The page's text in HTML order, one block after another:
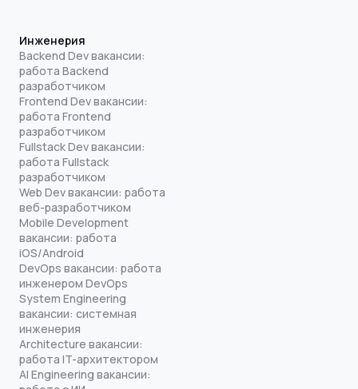
Инженерия
Backend Dev вакансии:
работа Backend
разработчиком
Frontend Dev вакансии:
работа Frontend
разработчиком
Fullstack Dev вакансии:
работа Fullstack
разработчиком
Web Dev вакансии: работа
веб-разработчиком
Mobile Development
вакансии: работа
iOS/Android
DevOps вакансии: работа
инженером DevOps
System Engineering
вакансии: системная
инженерия
Architecture вакансии:
работа IT-архитектором
AI Engineering вакансии: